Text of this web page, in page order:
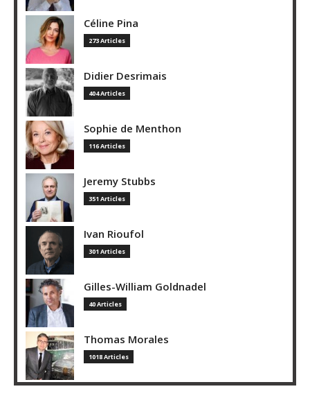
Céline Pina
273 Articles
Didier Desrimais
404 Articles
Sophie de Menthon
116 Articles
Jeremy Stubbs
351 Articles
Ivan Rioufol
301 Articles
Gilles-William Goldnadel
40 Articles
Thomas Morales
1018 Articles